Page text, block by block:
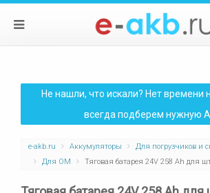
Не нашли, что искали? Нет времени
всегда подберем нужную
e-akb.ru Аккумуляторы
Для погрузчиков и
Для OM
Тяговая батарея 24V 258 Ah для